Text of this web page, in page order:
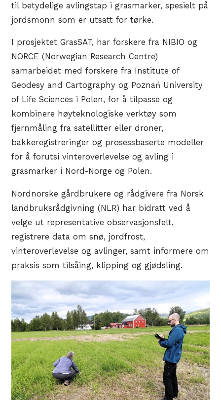
til betydelige avlingstap i grasmarker, spesielt på
jordsmonn som er utsatt for tørke.
I prosjektet GrasSAT, har forskere fra NIBIO og
NORCE (Norwegian Research Centre)
samarbeidet med forskere fra Institute of
Geodesy and Cartography og Poznań University
of Life Sciences i Polen, for å tilpasse og
kombinere høyteknologiske verktøy som
fjernmåling fra satellitter eller droner,
bakkeregistreringer og prosessbaserte modeller
for å forutsi vinteroverlevelse og avling i
grasmarker i Nord-Norge og Polen.
Nordnorske gårdbrukere og rådgivere fra Norsk
landbruksrådgivning (NLR) har bidratt ved å
velge ut representative observasjonsfelt,
registrere data om snø, jordfrost,
vinteroverlevelse og avlinger, samt informere om
praksis som tilsåing, klipping og gjødsling.